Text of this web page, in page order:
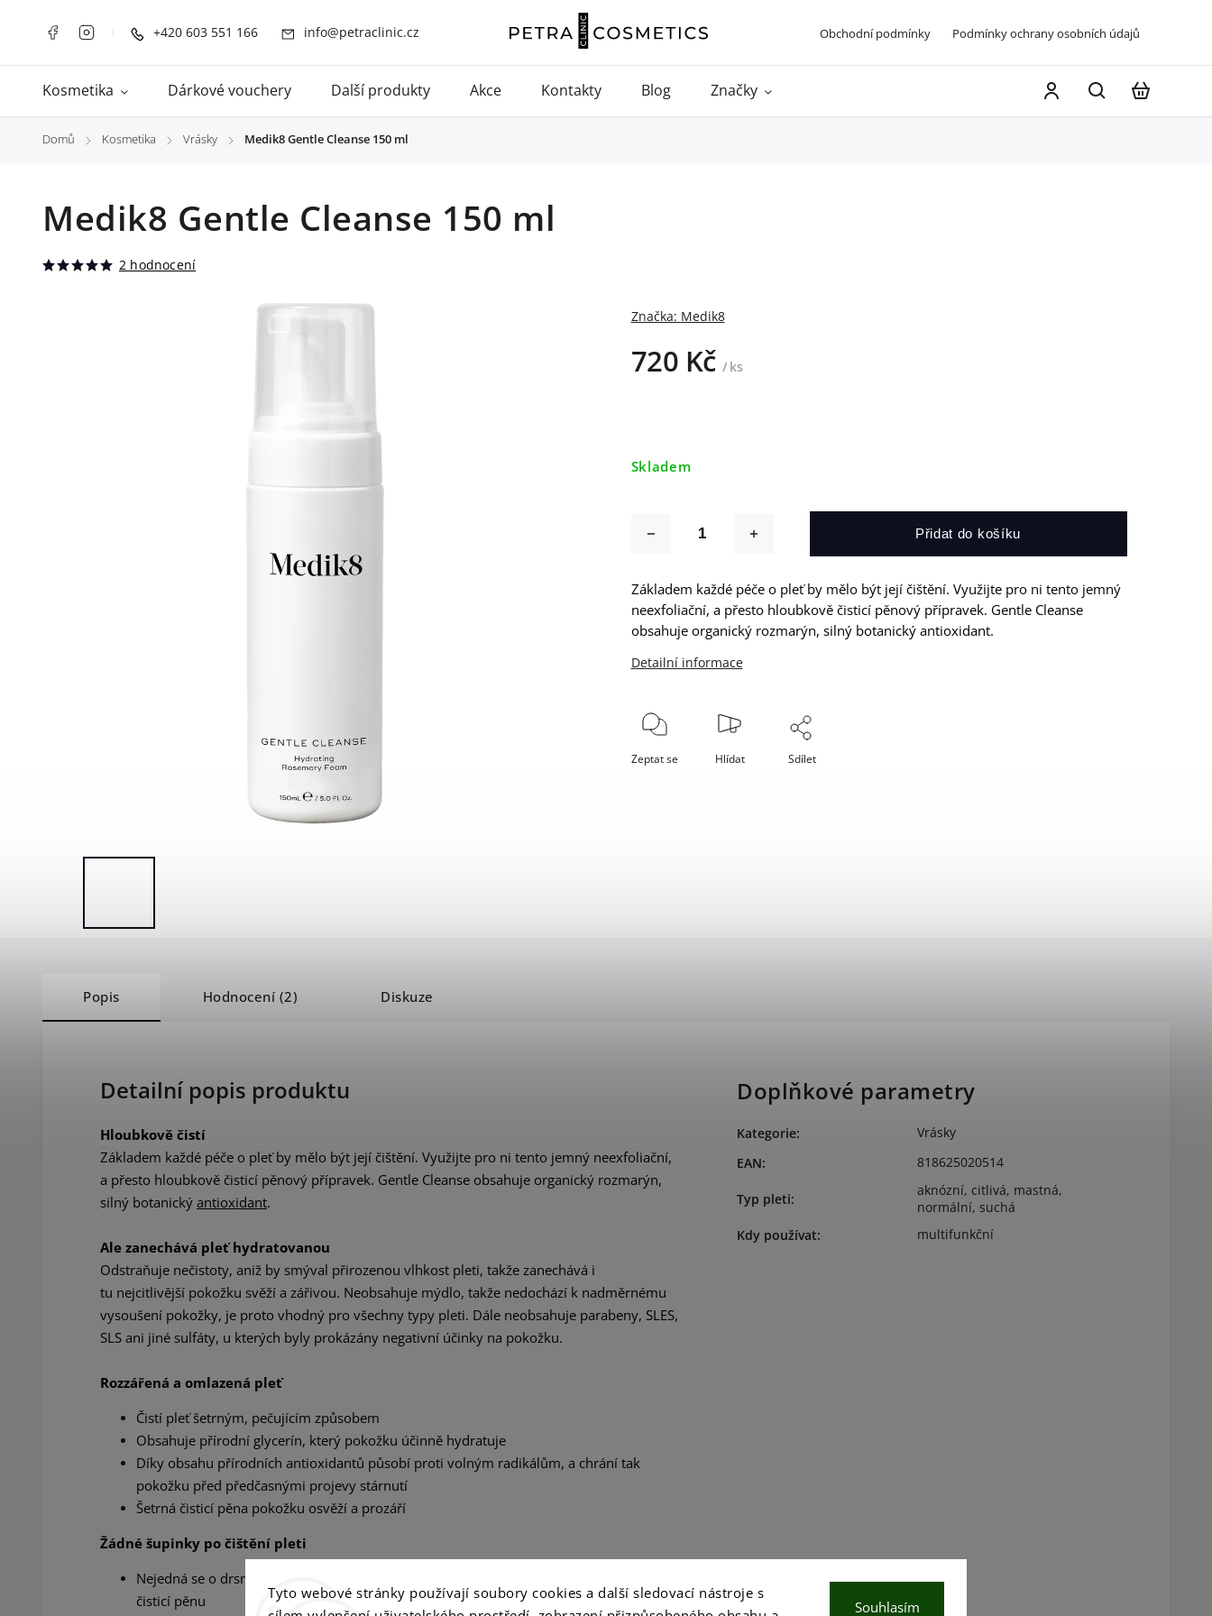
Tyto webové stránky používají soubory cookies a další sledovací nástroje s
Souhlasím
+420 603 551 166 info@petraclinic.cz Obchodní podmínky Podmínky ochrany osobních údajů
Kosmetika Dárkové vouchery Další produkty Akce Kontakty Blog Značky
Domů / Kosmetika / Vrásky / Medik8 Gentle Cleanse 150 ml
Medik8 Gentle Cleanse 150 ml
2 hodnocení
Značka: Medik8
720 Kč / ks
Skladem
Přidat do košíku
Základem každé péče o pleť by mělo být její čištění. Využijte pro ni tento jemný
neexfoliační, a přesto hloubkově čisticí pěnový přípravek. Gentle Cleanse
obsahuje organický rozmarýn, silný botanický antioxidant.
Detailní informace
Zeptat se Hlídat Sdílet
Popis Hodnocení (2) Diskuze
Detailní popis produktu
Hloubkově čistí
Základem každé péče o pleť by mělo být její čištění. Využijte pro ni tento jemný neexfoliační,
a přesto hloubkově čisticí pěnový přípravek. Gentle Cleanse obsahuje organický rozmarýn,
silný botanický antioxidant.
Ale zanechává pleť hydratovanou
Odstraňuje nečistoty, aniž by smýval přirozenou vlhkost pleti, takže zanechává i
tu nejcitlivější pokožku svěží a zářivou. Neobsahuje mýdlo, takže nedochází k nadměrnému
vysoušení pokožky, je proto vhodný pro všechny typy pleti. Dále neobsahuje parabeny, SLES,
SLS ani jiné sulfáty, u kterých byly prokázány negativní účinky na pokožku.
Rozzářená a omlazená pleť
Čistí pleť šetrným, pečujícím způsobem
Obsahuje přírodní glycerín, který pokožku účinně hydratuje
Díky obsahu přírodních antioxidantů působí proti volným radikálům, a chrání tak
pokožku před předčasnými projevy stárnutí
Šetrná čisticí pěna pokožku osvěží a prozáří
Žádné šupinky po čištění pleti
Nejedná se o drsný, či dráždivý čisticí přípravek, nýbrž o vysoce šetrnou a jemnou
čisticí pěnu
Doplňkové parametry
Kategorie:
Vrásky
EAN: 818625020514
Typ pleti:
aknózní, citlivá, mastná,
normální, suchá
Kdy používat: multifunkční